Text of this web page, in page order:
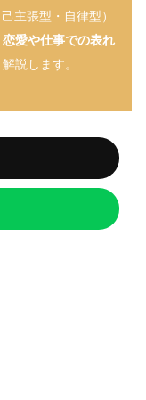
主張型・自律型）
愛や仕事での表れ
説します。